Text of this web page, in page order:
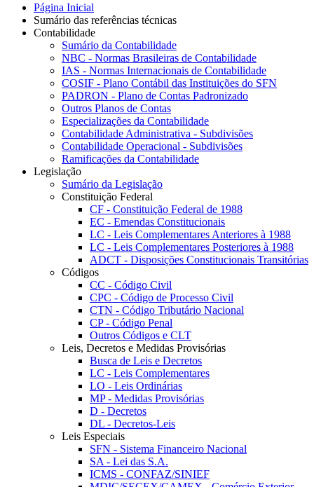
Página Inicial
Sumário das referências técnicas
Contabilidade
Sumário da Contabilidade
NBC - Normas Brasileiras de Contabilidade
IAS - Normas Internacionais de Contabilidade
COSIF - Plano Contábil das Instituições do SFN
PADRON - Plano de Contas Padronizado
Outros Planos de Contas
Especializações da Contabilidade
Contabilidade Administrativa - Subdivisões
Contabilidade Operacional - Subdivisões
Ramificações da Contabilidade
Legislação
Sumário da Legislação
Constituição Federal
CF - Constituição Federal de 1988
EC - Emendas Constitucionais
LC - Leis Complementares Anteriores à 1988
LC - Leis Complementares Posteriores à 1988
ADCT - Disposições Constitucionais Transitórias
Códigos
CC - Código Civil
CPC - Código de Processo Civil
CTN - Código Tributário Nacional
CP - Código Penal
Outros Códigos e CLT
Leis, Decretos e Medidas Provisórias
Busca de Leis e Decretos
LC - Leis Complementares
LO - Leis Ordinárias
MP - Medidas Provisórias
D - Decretos
DL - Decretos-Leis
Leis Especiais
SFN - Sistema Financeiro Nacional
SA - Lei das S.A.
ICMS - CONFAZ/SINIEF